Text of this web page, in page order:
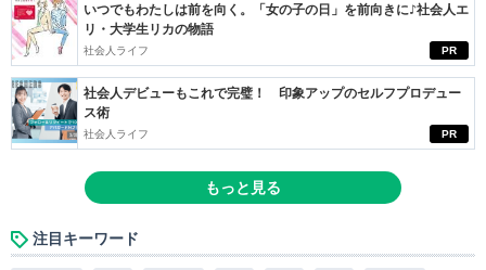
PR
いつでもわたしは前を向く。「女の子の日」を前向きに♪社会人エ
リ・大学生リカの物語
社会人ライフ
PR
社会人デビューもこれで完璧！ 印象アップのセルフプロデュー
ス術
社会人ライフ
もっと見る
注目キーワード